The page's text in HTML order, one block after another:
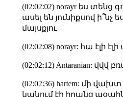
(02:02:02) norayr ես տենց
ասել են յունիքսով ի՞նչ
մայսքյու
(02:02:08) norayr: հա էլի
(02:02:12) Antaranian: վվվ
(02:02:36) hartem: մի
կպնում էի իրանց